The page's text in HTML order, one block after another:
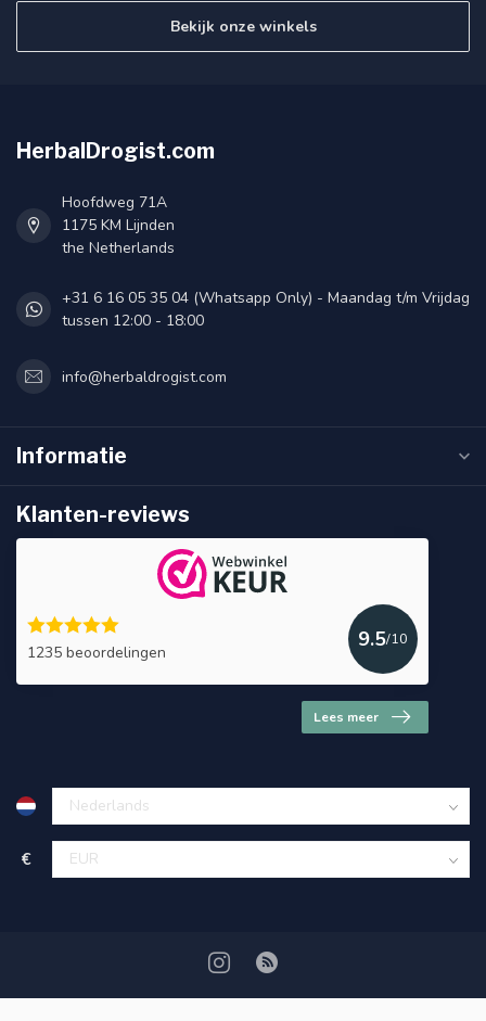
Bekijk onze winkels
HerbalDrogist.com
Hoofdweg 71A
1175 KM Lijnden
the Netherlands
+31 6 16 05 35 04 (Whatsapp Only) - Maandag t/m Vrijdag
tussen 12:00 - 18:00
info@herbaldrogist.com
Informatie
Klanten-reviews
1235 beoordelingen
9.5/10
Lees meer
€